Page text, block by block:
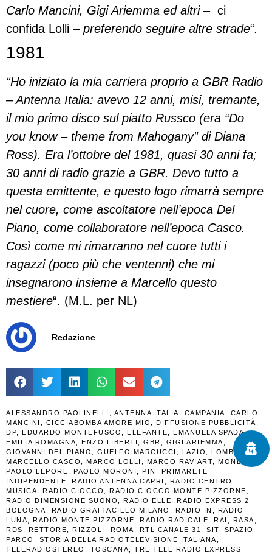
Carlo Mancini, Gigi Ariemma ed altri – ci
confida Lolli – preferendo seguire altre strade“.
1981
“Ho iniziato la mia carriera proprio a GBR Radio
– Antenna Italia: avevo 12 anni, misi, tremante,
il mio primo disco sul piatto Russco (era “Do
you know – theme from Mahogany” di Diana
Ross). Era l’ottobre del 1981, quasi 30 anni fa;
30 anni di radio grazie a GBR. Devo tutto a
questa emittente, e questo logo rimarrà sempre
nel cuore, come ascoltatore nell’epoca Del
Piano, come collaboratore nell’epoca Casco.
Così come mi rimarranno nel cuore tutti i
ragazzi (poco più che ventenni) che mi
insegnarono insieme a Marcello questo
mestiere“. (M.L. per NL)
Redazione
ALESSANDRO PAOLINELLI ANTENNA ITALIA CAMPANIA
CARLO
MANCINI
CICCIABOMBA AMORE MIO DIFFUSIONE PUBBLICITÀ
DP
EDUARDO MONTEFUSCO ELEFANTE EMANUELA SPADA,
EMILIA ROMAGNA
ENZO LIBERTI GBR GIGI ARIEMMA
GIOVANNI DEL PIANO
GUELFO MARCUCCI LAZIO LOMBARDIA
MARCELLO CASCO
MARCO LOLLI MARCO RAVIART MONDAINI
PAOLO LEPORE
PAOLO MORONI PIN
PRIMARETE
INDIPENDENTE
RADIO ANTENNA CAPRI
RADIO CENTRO
MUSICA
RADIO CIOCCO RADIO CIOCCO MONTE PIZZORNE
RADIO DIMENSIONE SUONO
RADIO ELLE
RADIO EXPRESS 2
BOLOGNA
RADIO GRATTACIELO MILANO RADIO IN
RADIO
LUNA
RADIO MONTE PIZZORNE RADIO RADICALE RAI RASA
RDS
RETTORE RIZZOLI ROMA RTL CANALE 31 SIT
SPAZIO
PARCO
STORIA DELLA RADIOTELEVISIONE ITALIANA
TELERADIOSTEREO
TOSCANA TRE TELE RADIO EXPRESS